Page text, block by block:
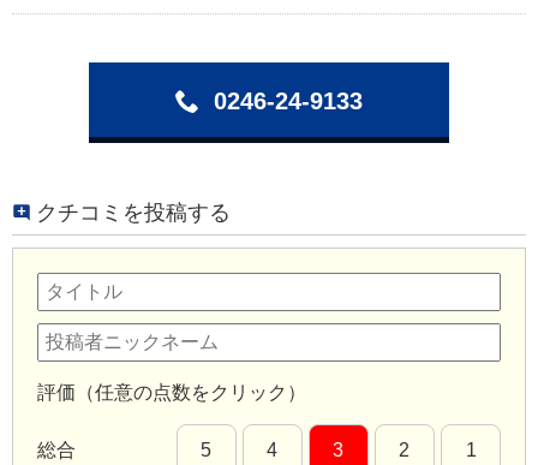
0246-24-9133
クチコミを投稿する
評価（任意の点数をクリック）
総合 5 4 3 2 1